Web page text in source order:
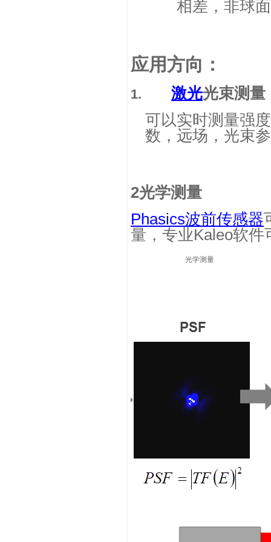
相差，非球
应用方向：
1. 激光光束测量
可以实时测量强
数，远场，光束
2光学测量
Phasics波前传感器
量，专业Kaleo软件
光学测量 透